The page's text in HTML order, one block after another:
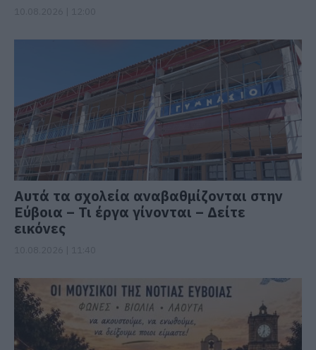
Αυτά τα σχολεία αναβαθμίζονται στην
Εύβοια – Τι έργα γίνονται – Δείτε
εικόνες